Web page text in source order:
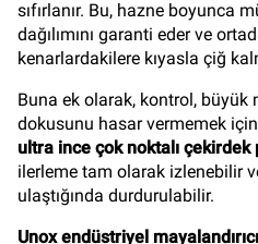
sıfırlanır. Bu, hazne boyunca
dağılımını garanti eder ve
kenarlardakilere kıyasla çiğ
Buna ek olarak, kontrol, büyük
dokusunu hasar vermemek
ultra ince çok noktalı çekirdek
ilerleme tam olarak izlenebilir
ulaştığında durdurulabilir.
Unox endüstriyel